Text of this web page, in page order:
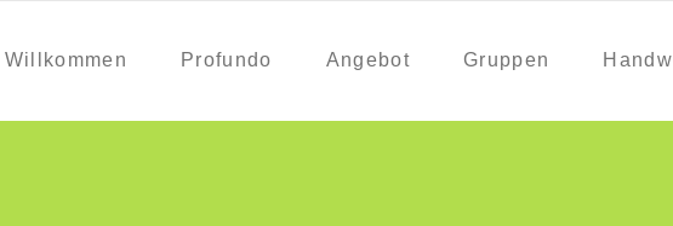
Willkommen Profundo Angebot Gruppen